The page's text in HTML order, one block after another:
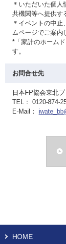
＊いただいた個
共機関等へ提供す
＊イベントの中
ムページでご案内
*「家計のホーム
す。
お問合せ先
日本FP協会東北ブ
TEL： 0120-874-
E-Mail：
HOME